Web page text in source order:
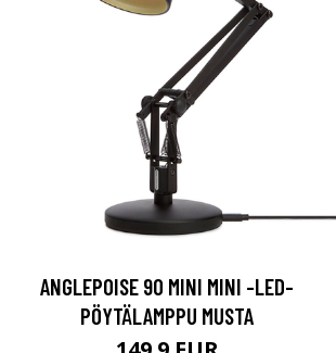
ANGLEPOISE 90 MINI MINI -LED-
PÖYTÄLAMPPU MUSTA